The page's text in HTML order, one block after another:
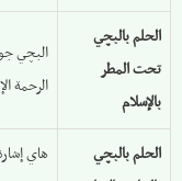
الحلم بالبچي
تحت المطر
بالإسلام
البچي
الرحمة
الحلم بالبچي
هاي